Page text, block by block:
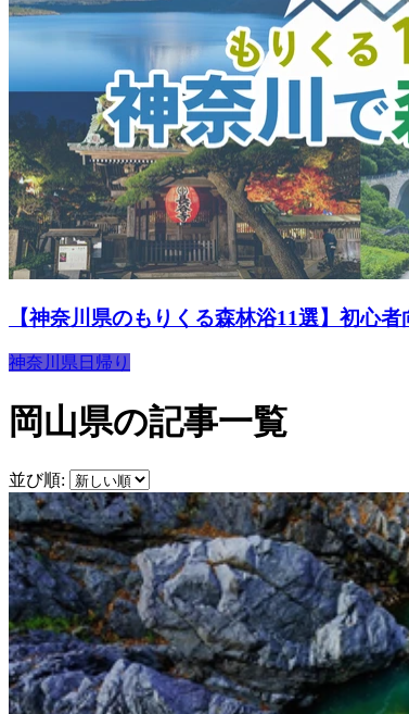
【神奈川県のもりくる森林浴11選】初心
神奈川県 日帰り
岡山県の記事一覧
並び順: